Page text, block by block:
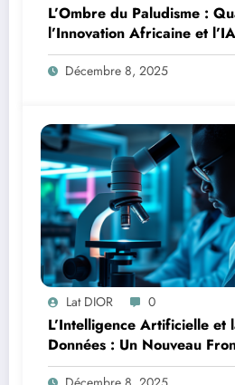
L’Ombre du Paludisme :
l’Innovation Africaine et
la Lutte
Décembre 8, 2025
Lat DIOR 0
L’Intelligence Artificielle et
Données : Un Nouveau
Paludisme en Afrique